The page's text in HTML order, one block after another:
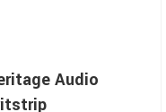
Audio